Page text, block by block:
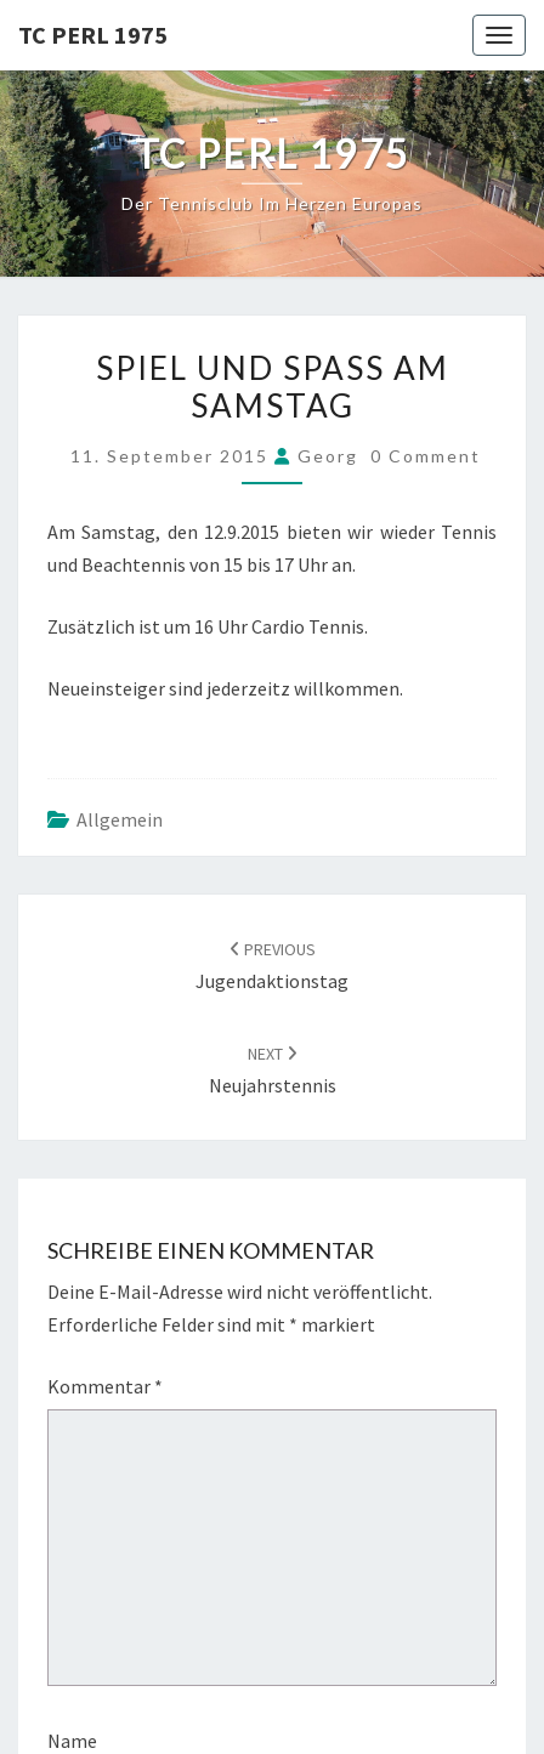
content
TC PERL 1975
TC PERL 1975
Der Tennisclub Im Herzen Europas
UND
SPASS
SAMSTAG
SPIEL UND SPASS AM
SAMSTAG
11. September 2015 Georg COMMENTS
0 Comment
Am Samstag, den 12.9.2015 bieten wir wieder Tennis
und Beachtennis von 15 bis 17 Uhr an.
Zusätzlich ist um 16 Uhr Cardio Tennis.
Neueinsteiger sind jederzeitz willkommen.
Allgemein
PREVIOUS
Jugendaktionstag
NEXT
Neujahrstennis
SCHREIBE EINEN KOMMENTAR
Deine E-Mail-Adresse wird nicht veröffentlicht.
Erforderliche Felder sind mit * markiert
Kommentar *
Name